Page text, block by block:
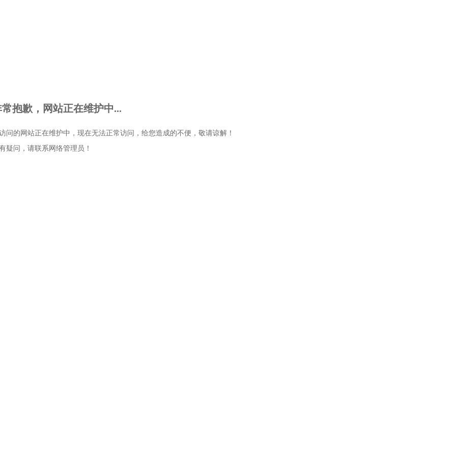
抱歉，网站正在维护中...
问的网站正在维护中，现在无法正常访问，给您造成的不便，敬请谅解！
疑问，请联系网络管理员！